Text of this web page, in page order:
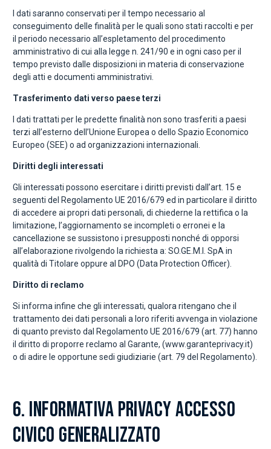
I dati saranno conservati per il tempo necessario al
conseguimento delle finalità per le quali sono stati raccolti e per
il periodo necessario all’espletamento del procedimento
amministrativo di cui alla legge n. 241/90 e in ogni caso per il
tempo previsto dalle disposizioni in materia di conservazione
degli atti e documenti amministrativi.
Trasferimento dati verso paese terzi
I dati trattati per le predette finalità non sono trasferiti a paesi
terzi all’esterno dell’Unione Europea o dello Spazio Economico
Europeo (SEE) o ad organizzazioni internazionali.
Diritti degli interessati
Gli interessati possono esercitare i diritti previsti dall’art. 15 e
seguenti del Regolamento UE 2016/679 ed in particolare il diritto
di accedere ai propri dati personali, di chiederne la rettifica o la
limitazione, l’aggiornamento se incompleti o erronei e la
cancellazione se sussistono i presupposti nonché di opporsi
all’elaborazione rivolgendo la richiesta a: SO.GE.M.I. SpA in
qualità di Titolare oppure al DPO (Data Protection Officer).
Diritto di reclamo
Si informa infine che gli interessati, qualora ritengano che il
trattamento dei dati personali a loro riferiti avvenga in violazione
di quanto previsto dal Regolamento UE 2016/679 (art. 77) hanno
il diritto di proporre reclamo al Garante, (www.garanteprivacy.it)
o di adire le opportune sedi giudiziarie (art. 79 del Regolamento).
6. INFORMATIVA PRIVACY ACCESSO
CIVICO GENERALIZZATO